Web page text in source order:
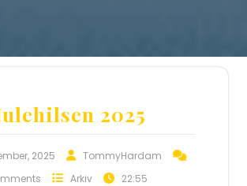
2025
2025
TommyHardam
Arkiv 22:55